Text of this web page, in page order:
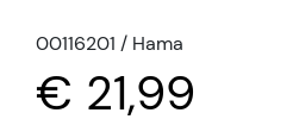
00116201 / Hama
€ 21,99